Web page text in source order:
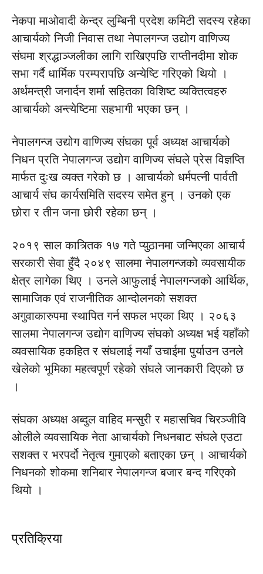
नेकपा माओवादी केन्द्र लुम्बिनी प्रदेश कमिटी सदस्य रहेका
आचार्यको निजी निवास तथा नेपालगन्ज उद्योग वाणिज्य
संघमा श्रद्धाञ्जलीका लागि राखिएपछि राप्तीनदीमा शोक
सभा गर्दै धार्मिक परम्परापछि अन्येष्टि गरिएको थियो ।
अर्थमन्त्री जनार्दन शर्मा सहितका विशिष्ट व्यक्तित्वहरु
आचार्यको अन्त्येष्टिमा सहभागी भएका छन् ।
नेपालगन्ज उद्योग वाणिज्य संघका पूर्व अध्यक्ष आचार्यको
निधन प्रति नेपालगन्ज उद्योग वाणिज्य संघले प्रेस विज्ञप्ति
मार्फत दुःख व्यक्त गरेको छ । आचार्यको धर्मपत्नी पार्वती
आचार्य संघ कार्यसमिति सदस्य समेत हुन् । उनको एक
छोरा र तीन जना छोरी रहेका छन् ।
२०१९ साल कात्र्तिक १७ गते प्युठानमा जन्मिएका आचार्य
सरकारी सेवा हुँदै २०४९ सालमा नेपालगन्जको व्यवसायीक
क्षेत्र लागेका थिए । उनले आफुलाई नेपालगन्जको आर्थिक,
सामाजिक एवं राजनीतिक आन्दोलनको सशक्त
अगुवाकारुपमा स्थापित गर्न सफल भएका थिए । २०६३
सालमा नेपालगन्ज उद्योग वाणिज्य संघको अध्यक्ष भई यहाँको
व्यवसायिक हकहित र संघलाई नयाँ उचाईमा पुर्याउन उनले
खेलेको भूमिका महत्वपूर्ण रहेको संघले जानकारी दिएको छ
।
संघका अध्यक्ष अब्दुल वाहिद मन्सुरी र महासचिव चिरञ्जीवि
ओलीले व्यवसायिक नेता आचार्यको निधनबाट संघले एउटा
सशक्त र भरपर्दो नेतृत्व गुमाएको बताएका छन् । आचार्यको
निधनको शोकमा शनिबार नेपालगन्ज बजार बन्द गरिएको
थियो ।
प्रतिक्रिया